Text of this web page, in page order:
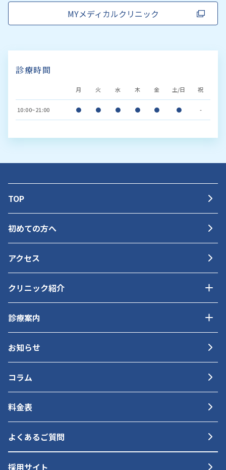
MYメディカルクリニック
診療時間
月 火 水 木 金 土/日 祝
10:00~21:00 ● ● ● ● ● ● -
TOP
初めての方へ
アクセス
クリニック紹介
診療案内
お知らせ
コラム
料金表
よくあるご質問
採用サイト